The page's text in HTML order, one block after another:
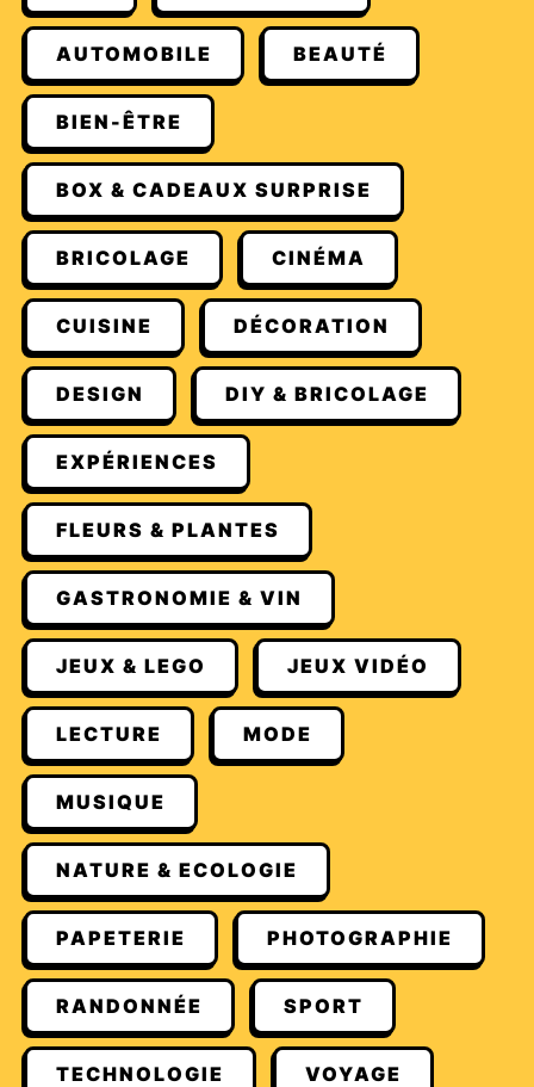
AUTOMOBILE BEAUTÉ
BIEN-ÊTRE
BOX & CADEAUX SURPRISE
BRICOLAGE CINÉMA
CUISINE DÉCORATION
DESIGN DIY & BRICOLAGE
EXPÉRIENCES
FLEURS & PLANTES
GASTRONOMIE & VIN
JEUX & LEGO JEUX VIDÉO
LECTURE MODE
MUSIQUE
NATURE & ECOLOGIE
PAPETERIE PHOTOGRAPHIE
RANDONNÉE SPORT
TECHNOLOGIE VOYAGE